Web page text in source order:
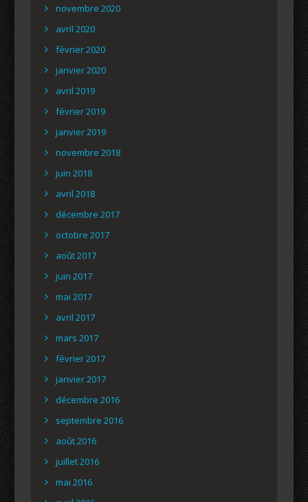
novembre 2020
avril 2020
février 2020
janvier 2020
avril 2019
février 2019
janvier 2019
novembre 2018
juin 2018
avril 2018
décembre 2017
octobre 2017
août 2017
juin 2017
mai 2017
avril 2017
mars 2017
février 2017
janvier 2017
décembre 2016
septembre 2016
août 2016
juillet 2016
mai 2016